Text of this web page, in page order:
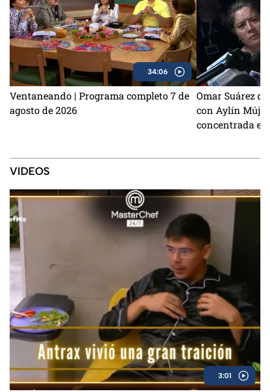
34:06
Ventaneando | Programa completo 7 de
agosto de 2026
Omar Suárez
con Aylín
concentrada en
VIDEOS
3:01